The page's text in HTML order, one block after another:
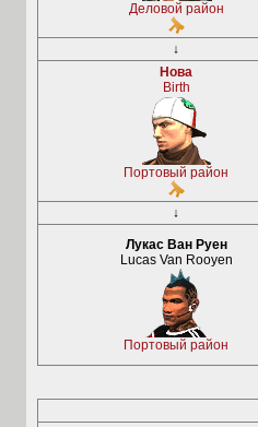
Деловой район
↓
Нова
Birth
Портовый район
↓
Лукас Ван Руен
Lucas Van Rooyen
Портовый район